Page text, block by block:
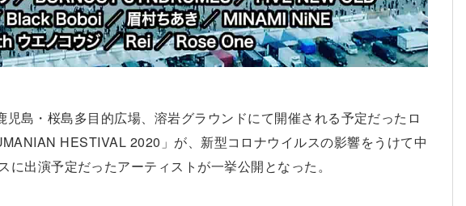
島・桜島多目的広場、溶岩グラウンドにて開催される予定だったロ
HESTIVAL 2020」が、新型コロナウイルスの影響をうけて中
出演予定だったアーティストが一挙公開となった。